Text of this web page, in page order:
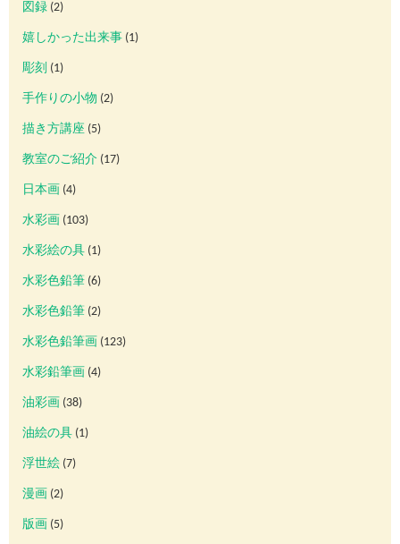
図録 (2)
嬉しかった出来事 (1)
彫刻 (1)
手作りの小物 (2)
描き方講座 (5)
教室のご紹介 (17)
日本画 (4)
水彩画 (103)
水彩絵の具 (1)
水彩色鉛筆 (6)
水彩色鉛筆 (2)
水彩色鉛筆画 (123)
水彩鉛筆画 (4)
油彩画 (38)
油絵の具 (1)
浮世絵 (7)
漫画 (2)
版画 (5)